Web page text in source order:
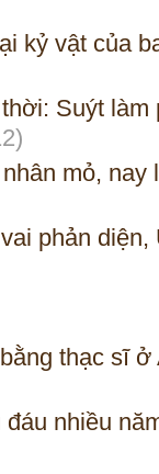
kỷ vật của
Suýt
mỏ, nay
phản
thạc sĩ
nhiều